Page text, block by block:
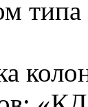
типа